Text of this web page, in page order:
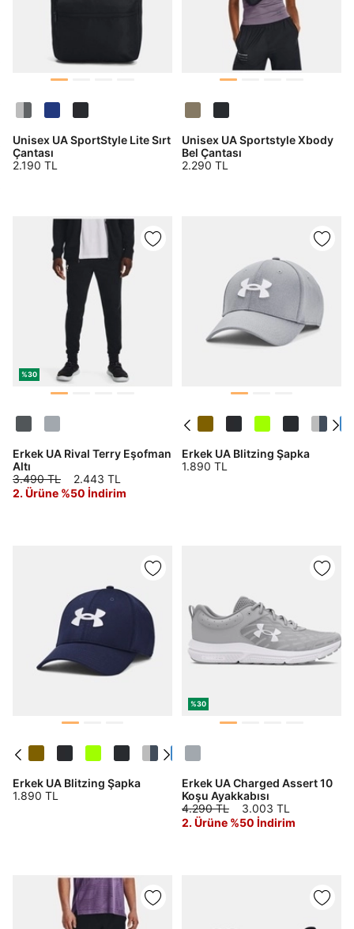
Unisex UA SportStyle Lite Sırt
Çantası
2.190 TL
Unisex UA Sportstyle Xbody
Bel Çantası
2.290 TL
%30
Erkek UA Rival Terry Eşofman
Altı
3.490 TL
2.443 TL
2. Ürüne %50 İndirim
Erkek UA Blitzing Şapka
1.890 TL
Erkek UA Blitzing Şapka
1.890 TL
%30
Erkek UA Charged Assert 10
Koşu Ayakkabısı
4.290 TL
3.003 TL
2. Ürüne %50 İndirim